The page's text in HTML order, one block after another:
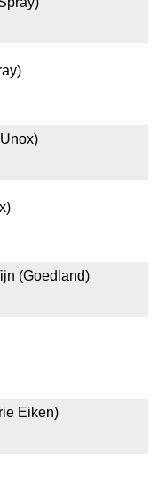
(Goedland)
Eiken)